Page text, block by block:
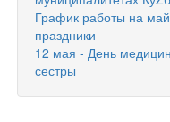
График работы на
праздники
12 мая - День
сестры